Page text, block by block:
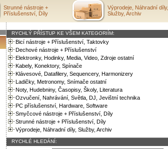
Strunné nástroje +
Příslušenství, Díly
Výprodeje, Náhradní díly,
Služby, Archiv
RYCHLÝ PŘÍSTUP KE VŠEM KATEGORIÍM:
Bicí nástroje + Příslušenství, Taktovky
Dechové nástroje + Příslušenství
Elektronky, Hodinky, Media, Video, Zdroje ostatní
Kabely, Konektory, Spínače
Klávesové, Datafilery, Sequencery, Harmonizery
Ladičky, Metronomy, Snímače ostatní
Noty, Hudebniny, Časopisy, Školy, Literatura
Ozvučení, Nahrávání, Světla, DJ, Jevištní technika
PC příslušenství, Hardware, Software
Smyčcové nástroje + Příslušenství, Díly
Strunné nástroje + Příslušenství, Díly
Výprodeje, Náhradní díly, Služby, Archiv
RYCHLÉ HLEDÁNÍ: